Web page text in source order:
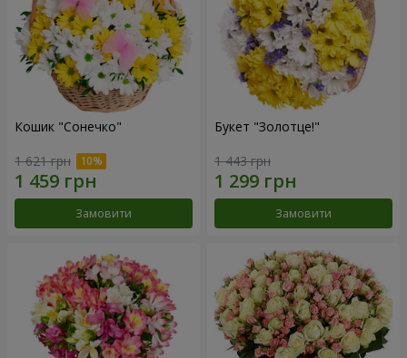
Кошик "Сонечко"
1 621 грн
Замовити
Букет "Золотце!"
1 443 грн
Замовити